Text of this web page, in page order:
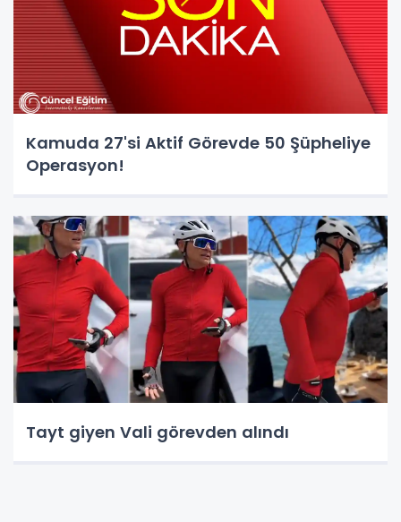
Kamuda 27'si Aktif Görevde 50 Şüpheliye
Operasyon!
Tayt giyen Vali görevden alındı